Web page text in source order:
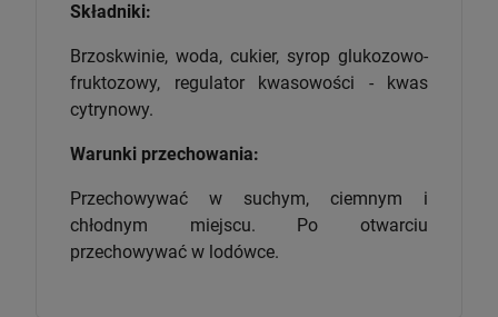
Składniki:
Brzoskwinie, woda, cukier, syrop glukozowo-
fruktozowy, regulator kwasowości - kwas
cytrynowy.
Warunki przechowania:
Przechowywać w suchym, ciemnym i
chłodnym miejscu. Po otwarciu
przechowywać w lodówce.